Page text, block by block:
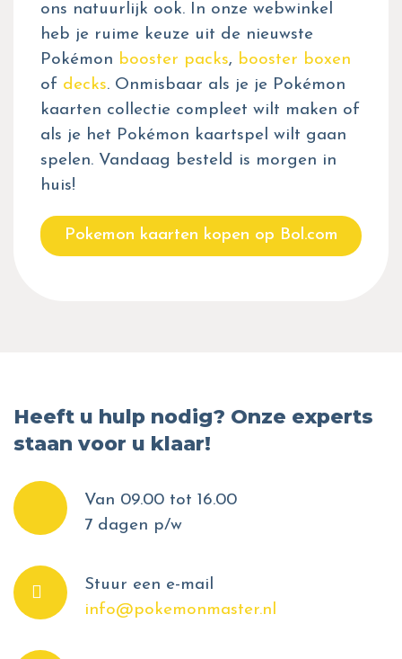
ons natuurlijk ook. In onze webwinkel
heb je ruime keuze uit de nieuwste
Pokémon booster packs, booster boxen
of decks. Onmisbaar als je je Pokémon
kaarten collectie compleet wilt maken of
als je het Pokémon kaartspel wilt gaan
spelen. Vandaag besteld is morgen in
huis!
Pokemon kaarten kopen op Bol.com
Heeft u hulp nodig? Onze experts
staan voor u klaar!
Van 09.00 tot 16.00
7 dagen p/w
Stuur een e-mail
info@pokemonmaster.nl